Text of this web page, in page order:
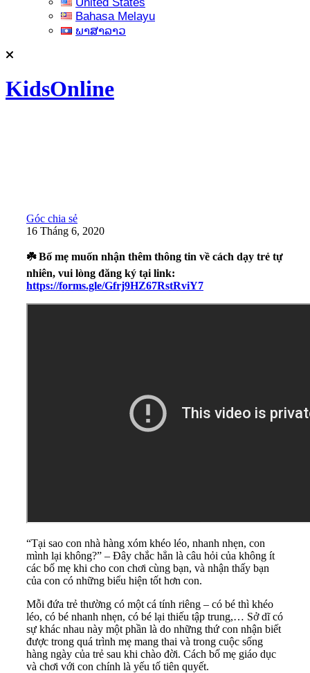
Bahasa Melayu
ພາສາລາວ
KidsOnline
Góc chia sẻ
16 Tháng 6, 2020
☘️ Bố mẹ muốn nhận thêm thông tin về cách dạy trẻ tự
nhiên, vui lòng đăng ký tại link:
https://forms.gle/Gfrj9HZ67RstRviY7
“Tại sao con nhà hàng xóm khéo léo, nhanh nhẹn, con
mình lại không?” – Đây chắc hẳn là câu hỏi của không ít
các bố mẹ khi cho con chơi cùng bạn, và nhận thấy bạn
của con có những biểu hiện tốt hơn con.
Mỗi đứa trẻ thường có một cá tính riêng – có bé thì khéo
léo, có bé nhanh nhẹn, có bé lại thiếu tập trung,… Sở dĩ có
sự khác nhau này một phần là do những thứ con nhận biết
được trong quá trình mẹ mang thai và trong cuộc sống
hàng ngày của trẻ sau khi chào đời. Cách bố mẹ giáo dục
và chơi với con chính là yếu tố tiên quyết.